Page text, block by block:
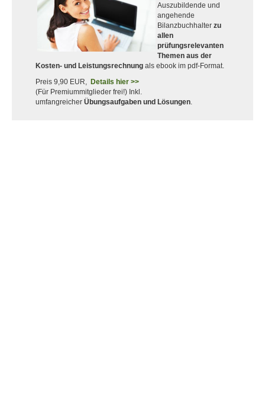
Auszubildende und
angehende
Bilanzbuchhalter zu
allen
prüfungsrelevanten
Themen aus der
Kosten- und Leistungsrechnung als ebook im pdf-Format.
Preis 9,90 EUR, Details hier >>
(Für Premiummitglieder frei!) Inkl.
umfangreicher Übungsaufgaben und Lösungen.